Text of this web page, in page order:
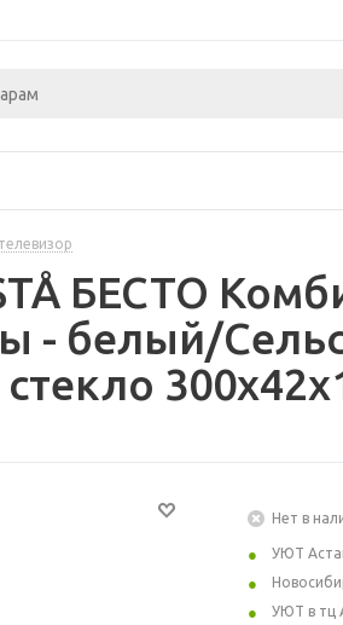
БЕСТО
- белый/
Нет в
УЮТ
УЮТ в тц